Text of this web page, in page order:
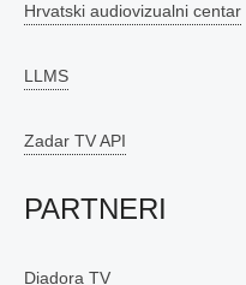
Hrvatski audiovizualni centar
LLMS
Zadar TV API
PARTNERI
Diadora TV